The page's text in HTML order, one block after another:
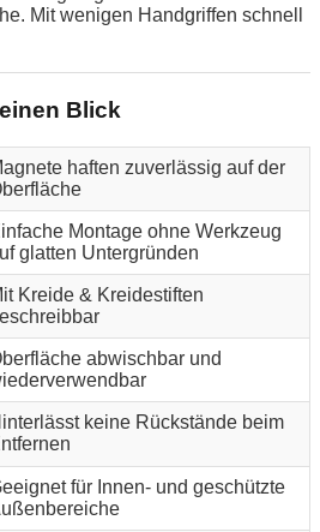
Mit wenigen Handgriffen schnell
Blick
haften zuverlässig auf der
Montage ohne Werkzeug
glatten Untergründen
Kreide & Kreidestiften
abwischbar und
keine Rückstände beim
für Innen- und geschützte